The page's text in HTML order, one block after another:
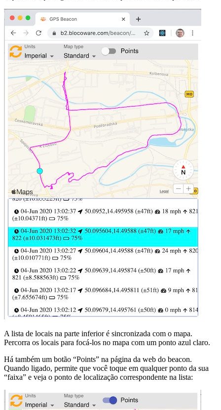
A lista de locais na parte inferior é sincronizada com o mapa.
Percorra os locais para focá-los no mapa com um ponto azul claro.
Há também um botão “Points” na página da web do beacon.
Quando ligado, permite que você toque em qualquer ponto da sua
“faixa” e veja o ponto de localização correspondente na lista: